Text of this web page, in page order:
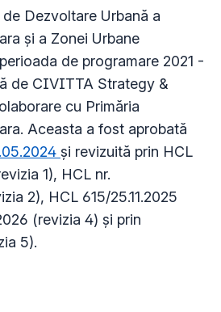
Dezvoltare Urbană a
și a Zonei Urbane
de programare 2021 -
de CIVITTA Strategy &
cu Primăria
Aceasta a fost aprobată
și revizuită prin HCL
1), HCL nr.
2), HCL 615/25.11.2025
(revizia 4) și prin
5).